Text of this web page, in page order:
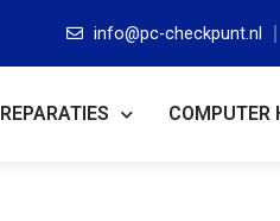
info@pc-checkpunt.nl
REPARATIES COMPUTER